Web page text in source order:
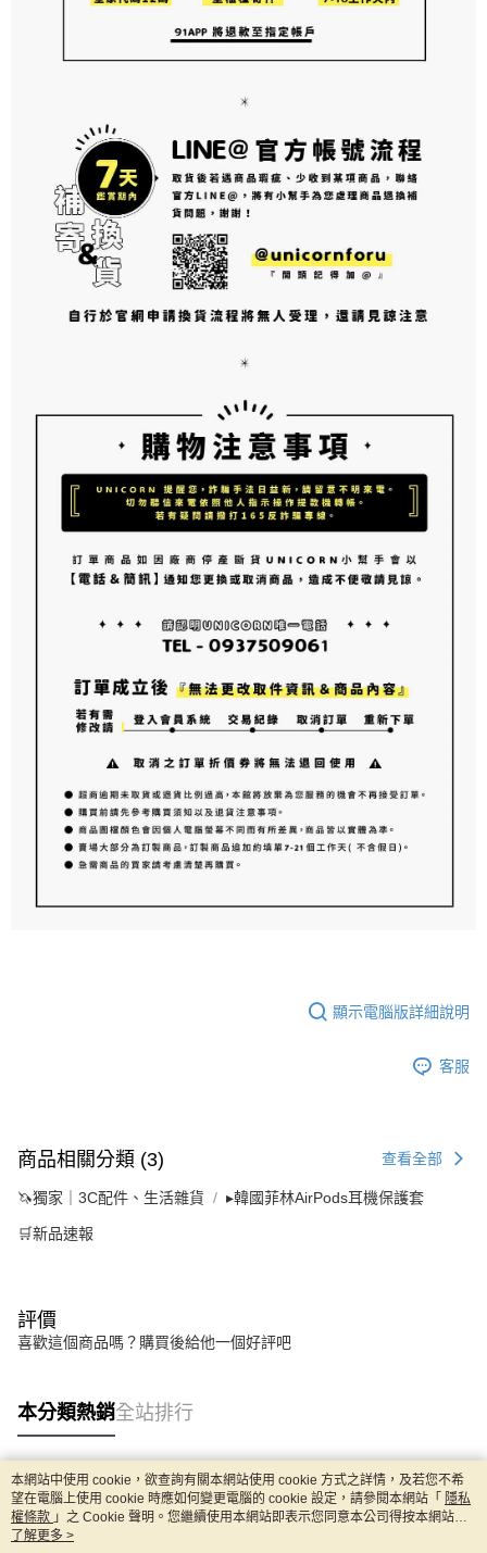
顯示電腦版詳細說明
客服
商品相關分類 (3) 查看全部
🦄獨家｜3C配件、生活雜貨 ▸韓國菲林AirPods耳機保護套
🛒新品速報
評價
喜歡這個商品嗎？購買後給他一個好評吧
本分類熱銷全站排行
熱門標籤
本網站中使用 cookie，欲查詢有關本網站使用 cookie 方式之詳情，及若您不希
望在電腦上使用 cookie 時應如何變更電腦的 cookie 設定，請參閱本網站「 隱私
權條款 」之 Cookie 聲明。您繼續使用本網站即表示您同意本公司得按本網站使
用條款之 Cookie 聲明使用 cookie。
了解更多 >